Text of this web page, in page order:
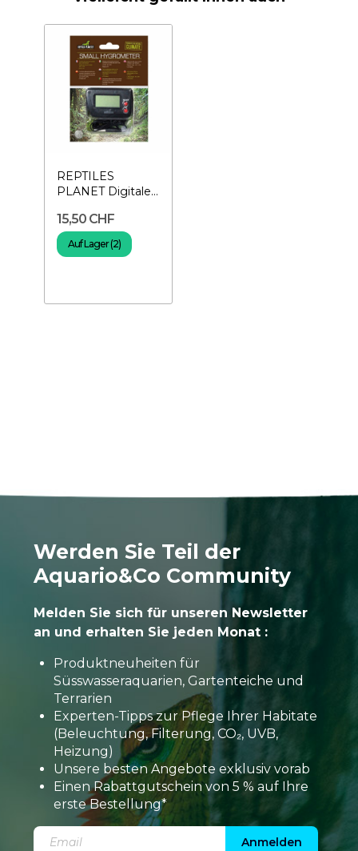
REPTILES
PLANET Digitales
15,50 CHF
Auf Lager (2)
Werden Sie Teil der
Aquario&Co Community
Melden Sie sich für unseren Newsletter
an und erhalten Sie jeden Monat :
Produktneuheiten für
Süsswasseraquarien, Gartenteiche und
Terrarien
Experten-Tipps zur Pflege Ihrer Habitate
(Beleuchtung, Filterung, CO₂, UVB,
Heizung)
Unsere besten Angebote exklusiv vorab
Einen Rabattgutschein von 5 % auf Ihre
erste Bestellung*
Anmelden